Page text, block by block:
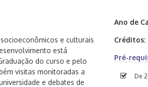
e culturais
está
do curso e pelo
visitas monitoradas a
e debates de
Ano de
Créditos:
Pré-
De